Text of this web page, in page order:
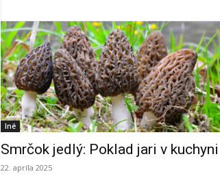
Iné
Smrčok jedlý: Poklad jari v kuchyni
22. apríla 2025